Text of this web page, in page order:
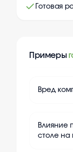
Готовая
Примеры
Вред
Влияние
столе на